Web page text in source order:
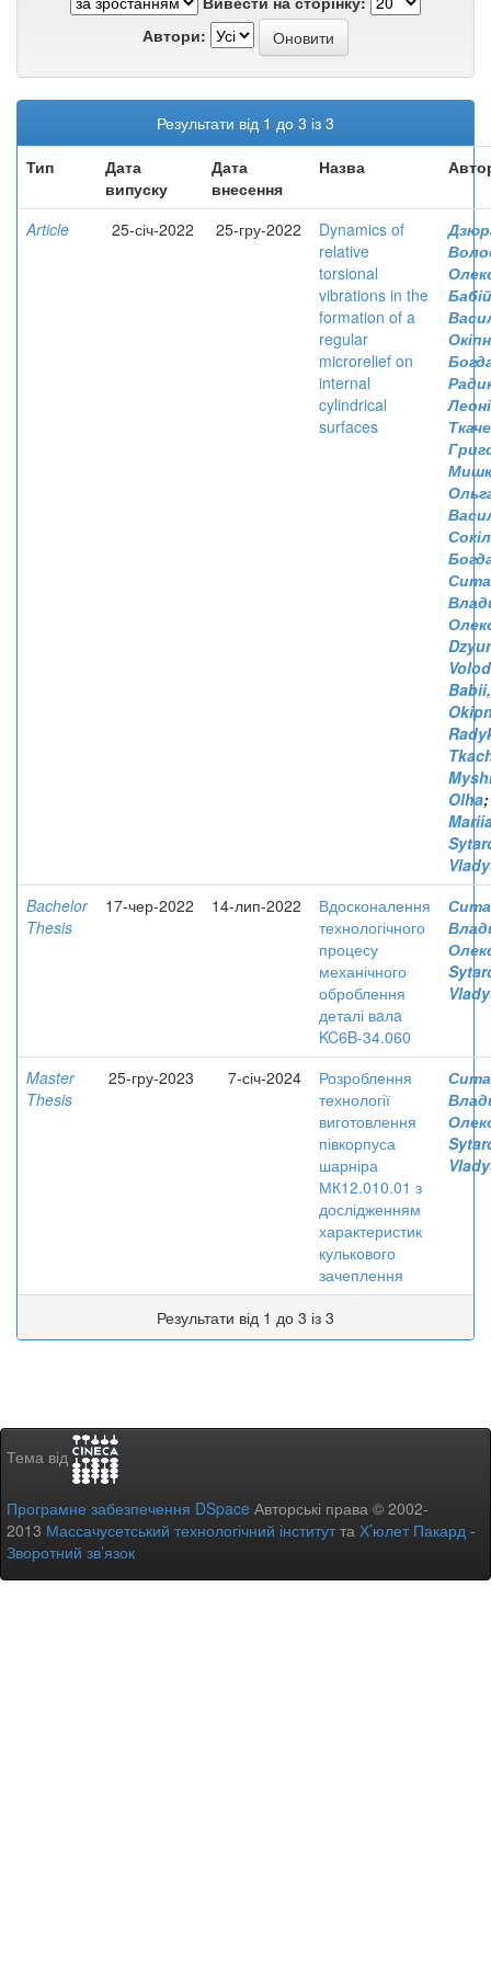
Автори:
Результати від 1 до 3 із 3
Тип
Дата
випуску
Дата
внесення
Назва
Article 25-січ-2022 25-гру-2022
Dynamics of
relative
torsional
vibrations in the
formation of a
regular
microrelief on
internal
cylindrical
surfaces
Olha
Bachelor
Thesis
17-чер-2022 14-лип-2022
Вдосконалення
технологічного
процесу
механічного
оброблення
деталі вaлa
KC6B-34.060
Master
Thesis
25-гру-2023 7-січ-2024
Розроблення
технології
виготовлення
півкорпуса
шарніра
МК12.010.01 з
дослідженням
характеристик
кулькового
зачеплення
Результати від 1 до 3 із 3
Тема від
Програмне забезпечення DSpace Авторські права © 2002-
2013 Массачусетський технологічний інститутта Х’юлет Пакард -
Зворотний зв’язок